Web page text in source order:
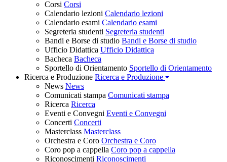
Corsi Corsi
Calendario lezioni Calendario lezioni
Calendario esami Calendario esami
Segreteria studenti Segreteria studenti
Bandi e Borse di studio Bandi e Borse di studio
Ufficio Didattica Ufficio Didattica
Bacheca Bacheca
Sportello di Orientamento Sportello di Orientamento
Ricerca e Produzione Ricerca e Produzione
News News
Comunicati stampa Comunicati stampa
Ricerca Ricerca
Eventi e Convegni Eventi e Convegni
Concerti Concerti
Masterclass Masterclass
Orchestra e Coro Orchestra e Coro
Coro pop a cappella Coro pop a cappella
Riconoscimenti Riconoscimenti